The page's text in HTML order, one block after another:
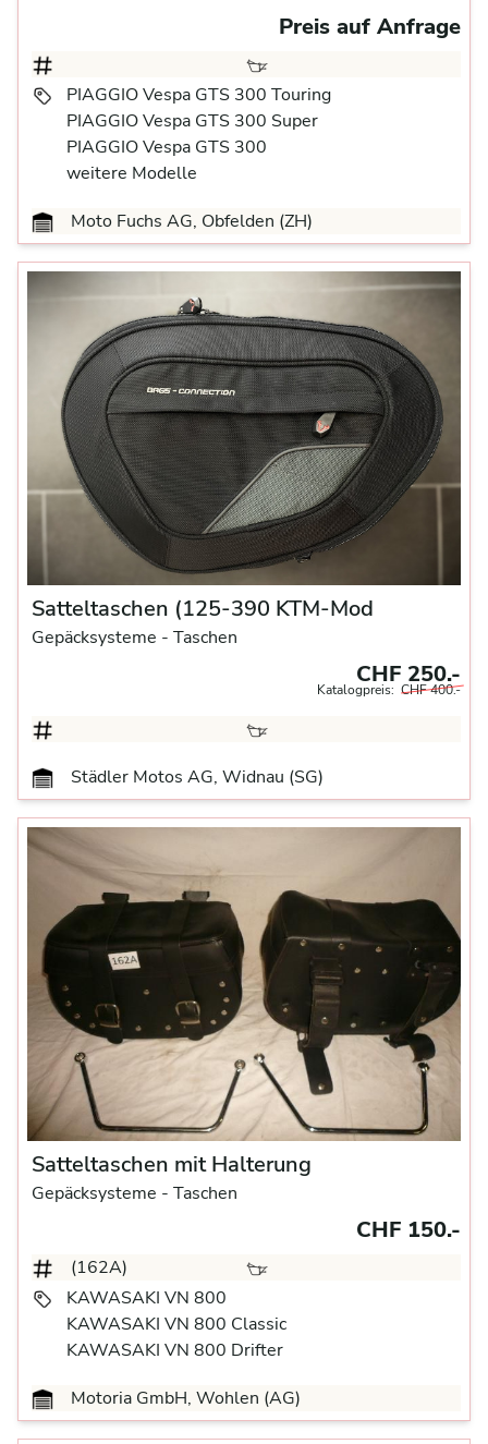
Preis auf Anfrage
PIAGGIO Vespa GTS 300 Touring
PIAGGIO Vespa GTS 300 Super
PIAGGIO Vespa GTS 300
weitere Modelle
Moto Fuchs AG, Obfelden (ZH)
Satteltaschen (125-390 KTM-Mod
Gepäcksysteme - Taschen
CHF 250.-
Katalogpreis: CHF 400.-
Städler Motos AG, Widnau (SG)
Satteltaschen mit Halterung
Gepäcksysteme - Taschen
CHF 150.-
(162A)
KAWASAKI VN 800
KAWASAKI VN 800 Classic
KAWASAKI VN 800 Drifter
Motoria GmbH, Wohlen (AG)